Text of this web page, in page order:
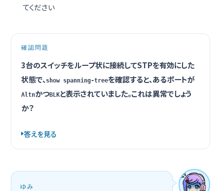
てください
確認問題
3台のスイッチをループ状に接続してSTPを有効にした
状態で、 show spanning-treeを確認すると、あるポートが
AltnかつBLKと表示されていました。これは異常でしょう
か？
答えを見る
ゆみ